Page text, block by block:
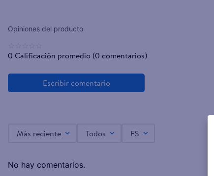
0 Calificación promedio (0 comentarios)
Más reciente Todos ES
No hay comentarios.